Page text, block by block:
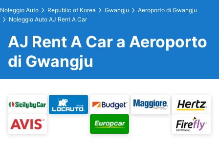
Noleggio Auto Republic of Korea Gwangju
Aeroporto di Gwangju
Noleggio Auto AJ Rent A Car
AJ Rent A Car a Aeroporto
di Gwangju